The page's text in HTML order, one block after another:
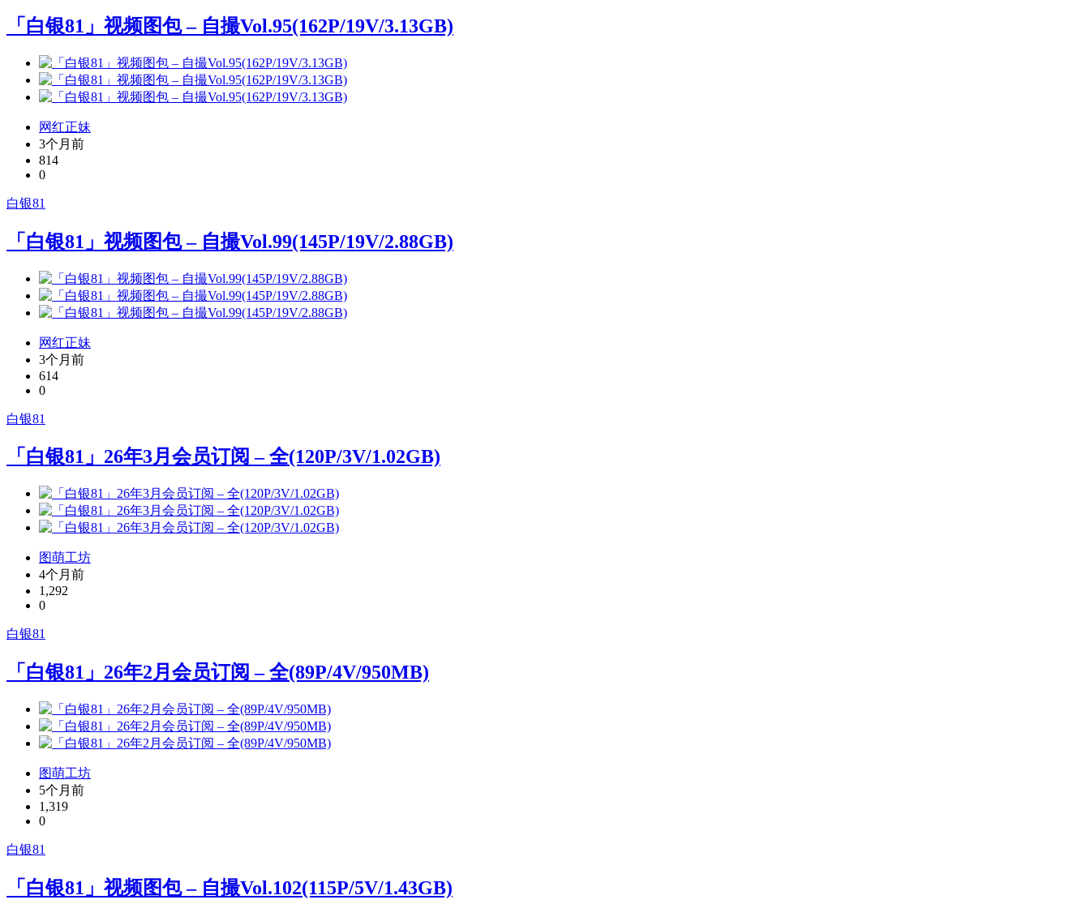
「白银81」视频图包 – 自撮Vol.95(162P/19V/3.13GB)
网红正妹
3个月前
814
0
白银81
「白银81」视频图包 – 自撮Vol.99(145P/19V/2.88GB)
网红正妹
3个月前
614
0
白银81
「白银81」26年3月会员订阅 – 全(120P/3V/1.02GB)
图萌工坊
4个月前
1,292
0
白银81
「白银81」26年2月会员订阅 – 全(89P/4V/950MB)
图萌工坊
5个月前
1,319
0
白银81
「白银81」视频图包 – 自撮Vol.102(115P/5V/1.43GB)